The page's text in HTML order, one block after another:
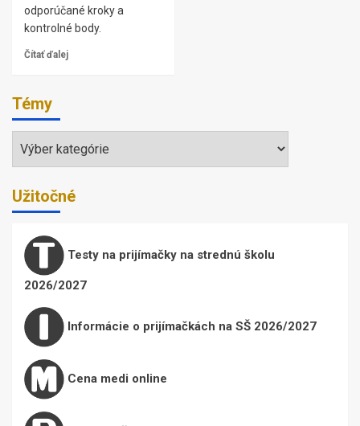
odporúčané kroky a
kontrolné body.
Čítať ďalej
Témy
Témy
Užitočné
Testy na prijímačky na strednú školu
2026/2027
Informácie o prijímačkách na SŠ 2026/2027
Cena medi online